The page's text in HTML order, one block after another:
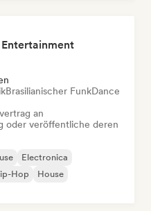
Brasilianischer FunkDance
an
oder veröffentliche deren
Electronica
Hop
House